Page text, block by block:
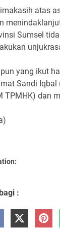
atas
Sumsel
yang ikut
Sandi Iqbal
TPMHK) dan
: